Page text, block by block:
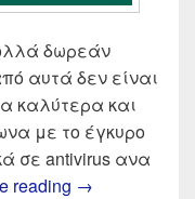
δωρεάν
αυτά δεν είναι
καλύτερα και
με το έγκυρο
σε antivirus ανα
reading Δωρεάν
→